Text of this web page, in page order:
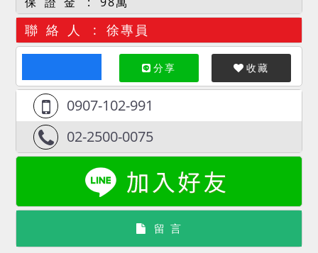
聯 絡 人 徐專員
分享 收藏
0907-102-991
02-2500-0075
留 言